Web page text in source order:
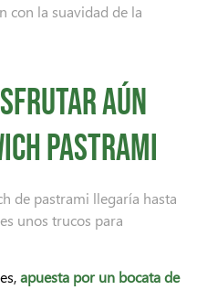
con la suavidad de la
aún
pastrami
de pastrami llegaría hasta
unos trucos para
apuesta por un bocata de